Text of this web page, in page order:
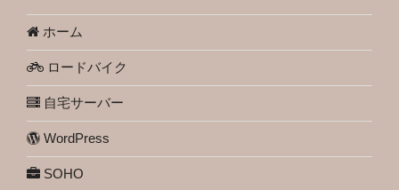
ホーム
ロードバイク
自宅サーバー
WordPress
SOHO